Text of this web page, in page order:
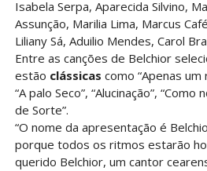
Isabela Serpa, Aparecida Silvino,
Assunção, Marilia Lima, Marcus
Liliany Sá, Aduilio Mendes, Carol
Entre as canções de Belchior
estão clássicas como “Apenas um
“A palo Seco”, “Alucinação”, “Como
de Sorte”.
“O nome da apresentação é
porque todos os ritmos estarão
querido Belchior, um cantor